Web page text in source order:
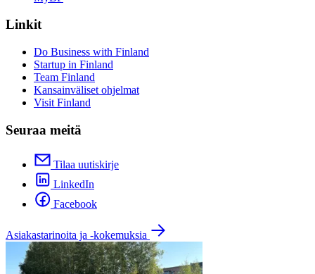
Linkit
Do Business with Finland
Startup in Finland
Team Finland
Kansainväliset ohjelmat
Visit Finland
Seuraa meitä
Tilaa uutiskirje
LinkedIn
Facebook
Asiakastarinoita ja -kokemuksia